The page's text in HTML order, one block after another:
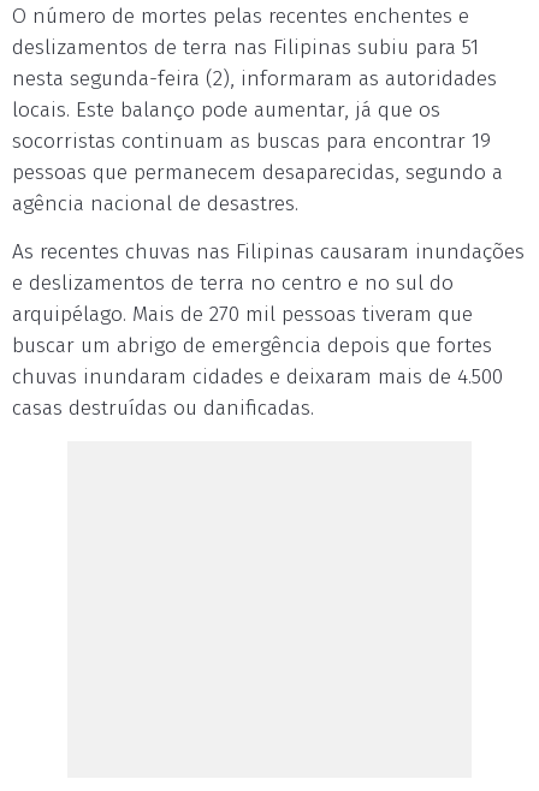
O número de mortes pelas recentes enchentes e
deslizamentos de terra nas Filipinas subiu para 51
nesta segunda-feira (2), informaram as autoridades
locais. Este balanço pode aumentar, já que os
socorristas continuam as buscas para encontrar 19
pessoas que permanecem desaparecidas, segundo a
agência nacional de desastres.
As recentes chuvas nas Filipinas causaram inundações
e deslizamentos de terra no centro e no sul do
arquipélago. Mais de 270 mil pessoas tiveram que
buscar um abrigo de emergência depois que fortes
chuvas inundaram cidades e deixaram mais de 4.500
casas destruídas ou danificadas.